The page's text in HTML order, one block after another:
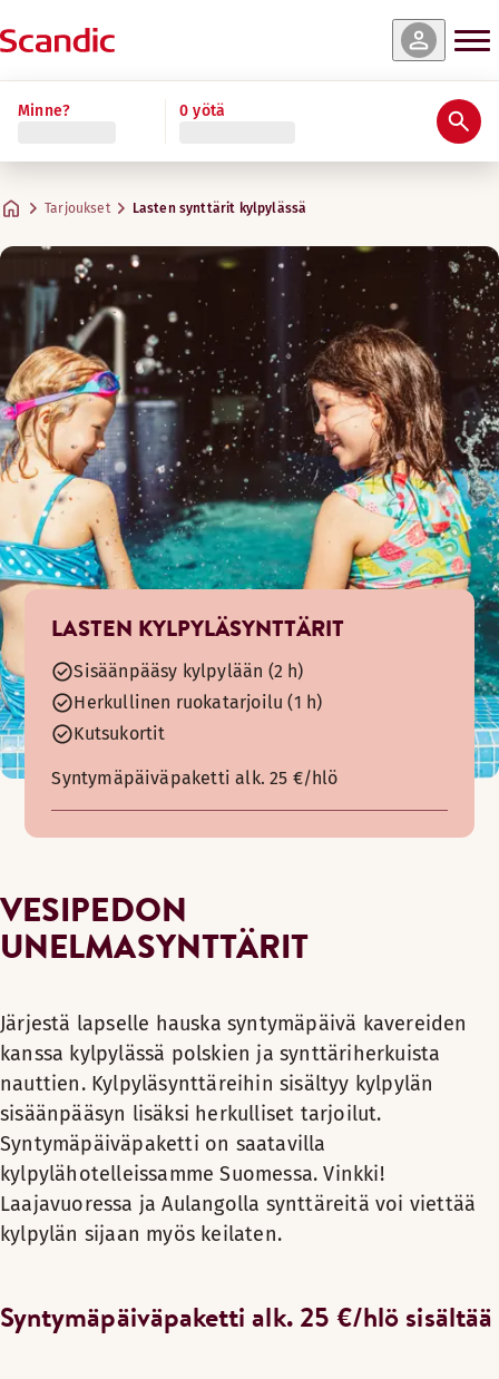
Minne? 0 yötä
Tarjoukset Lasten synttärit kylpylässä
LASTEN KYLPYLÄSYNTTÄRIT
Sisäänpääsy kylpylään (2 h)
Herkullinen ruokatarjoilu (1 h)
Kutsukortit
Syntymäpäiväpaketti alk. 25 €/hlö
VESIPEDON
UNELMASYNTTÄRIT
Järjestä lapselle hauska syntymäpäivä kavereiden
kanssa kylpylässä polskien ja synttäriherkuista
nauttien. Kylpyläsynttäreihin sisältyy kylpylän
sisäänpääsyn lisäksi herkulliset tarjoilut.
Syntymäpäiväpaketti on saatavilla
kylpylähotelleissamme Suomessa. Vinkki!
Laajavuoressa ja Aulangolla synttäreitä voi viettää
kylpylän sijaan myös keilaten.
Syntymäpäiväpaketti alk. 25 €/hlö sisältää